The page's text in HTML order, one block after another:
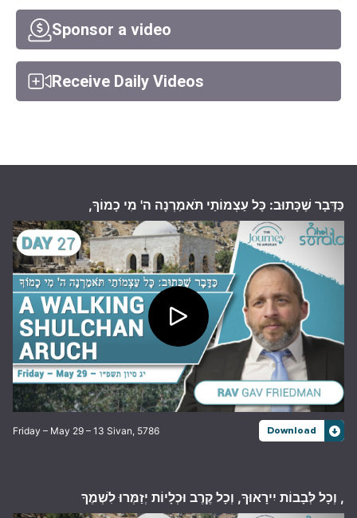
Sponsor a video
Receive Daily Videos
כַּדָּבָר שֶׁכָּתוּב: כָּל עַצְמוֹתַי תֹּאמַרְנָה ה' מִי כָמוֹךָ,
Friday – May 29 – 13 Sivan, 5786 Download
, וְכָל לְּבָבוֹת יִירָאוּךָ, וְכָל קֶרֶב וּכְלָיוֹת יְזַמְּרוּ לִשְׁמֶךָ